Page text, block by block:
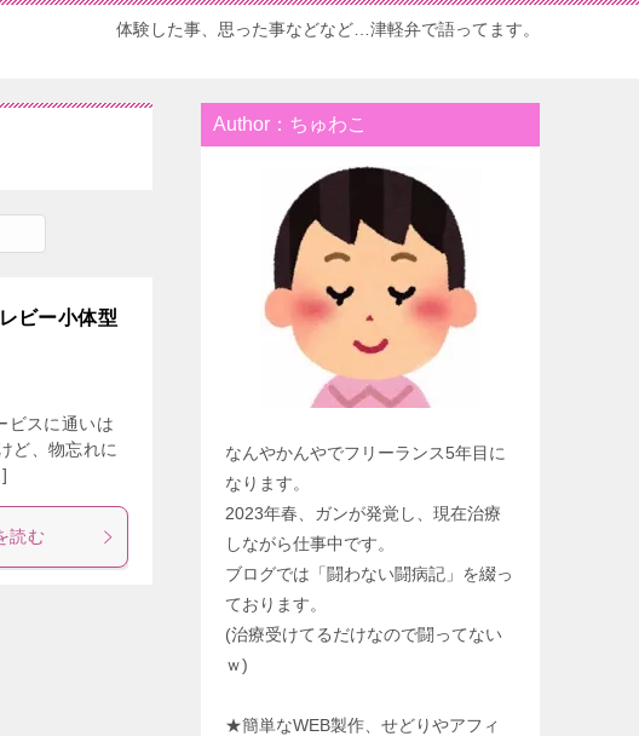
体験した事、思った事などなど…津軽弁で語ってます。
ビー小体型
ビスに通いは
ど、物忘れに
読む
Author：ちゅわこ
なんやかんやでフリーランス5年目に
なります。
2023年春、ガンが発覚し、現在治療
しながら仕事中です。
ブログでは「闘わない闘病記」を綴っ
ております。
(治療受けてるだけなので闘ってない
ｗ)
★簡単なWEB製作、せどりやアフィ